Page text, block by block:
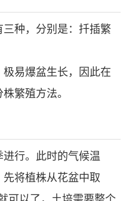
种，分别是：扦插繁
易爆盆生长，因此在
繁殖方法。
行。此时的气候温
将植株从花盆中取